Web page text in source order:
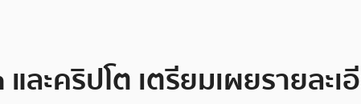
ะคริปโต เตรียมเผยรายละ